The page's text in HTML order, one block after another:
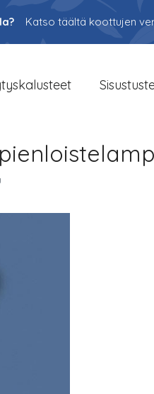
Katso täältä koottujen